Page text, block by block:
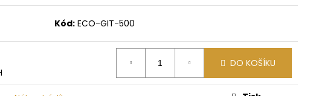
Kód: ECO-GIT-500
DO KOŠÍKU
Následující